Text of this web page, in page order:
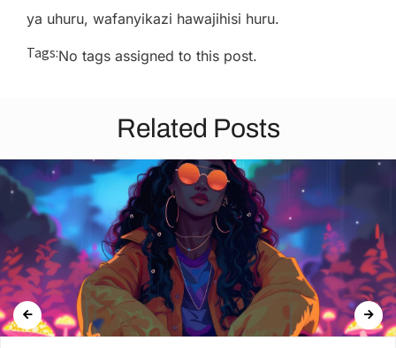
ya uhuru, wafanyikazi hawajihisi huru.
Tags:No tags assigned to this post.
Related Posts